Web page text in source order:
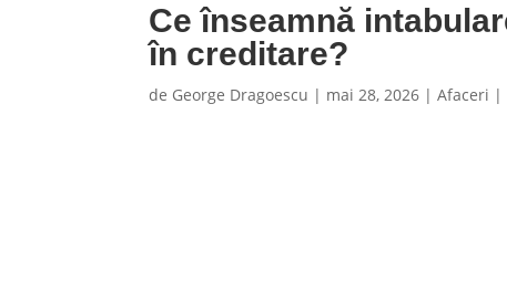
Ce înseamnă
în creditare?
de George Dragoescu | mai 28, 2026 |Afaceri |